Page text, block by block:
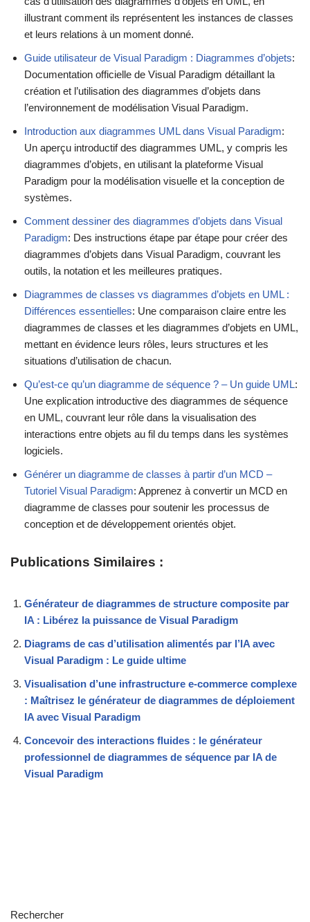
illustrant comment ils représentent les instances de classes
et leurs relations à un moment donné.
Guide utilisateur de Visual Paradigm : Diagrammes d’objets:
Documentation officielle de Visual Paradigm détaillant la
création et l’utilisation des diagrammes d’objets dans
l’environnement de modélisation Visual Paradigm.
Introduction aux diagrammes UML dans Visual Paradigm:
Un aperçu introductif des diagrammes UML, y compris les
diagrammes d’objets, en utilisant la plateforme Visual
Paradigm pour la modélisation visuelle et la conception de
systèmes.
Comment dessiner des diagrammes d’objets dans Visual
Paradigm: Des instructions étape par étape pour créer des
diagrammes d’objets dans Visual Paradigm, couvrant les
outils, la notation et les meilleures pratiques.
Diagrammes de classes vs diagrammes d’objets en UML :
Différences essentielles: Une comparaison claire entre les
diagrammes de classes et les diagrammes d’objets en UML,
mettant en évidence leurs rôles, leurs structures et les
situations d’utilisation de chacun.
Qu’est-ce qu’un diagramme de séquence ? – Un guide UML:
Une explication introductive des diagrammes de séquence
en UML, couvrant leur rôle dans la visualisation des
interactions entre objets au fil du temps dans les systèmes
logiciels.
Générer un diagramme de classes à partir d’un MCD –
Tutoriel Visual Paradigm: Apprenez à convertir un MCD en
diagramme de classes pour soutenir les processus de
conception et de développement orientés objet.
Publications Similaires :
Générateur de diagrammes de structure composite par
IA : Libérez la puissance de Visual Paradigm
Diagrams de cas d’utilisation alimentés par l’IA avec
Visual Paradigm : Le guide ultime
Visualisation d’une infrastructure e-commerce complexe
: Maîtrisez le générateur de diagrammes de déploiement
IA avec Visual Paradigm
Concevoir des interactions fluides : le générateur
professionnel de diagrammes de séquence par IA de
Visual Paradigm
Rechercher